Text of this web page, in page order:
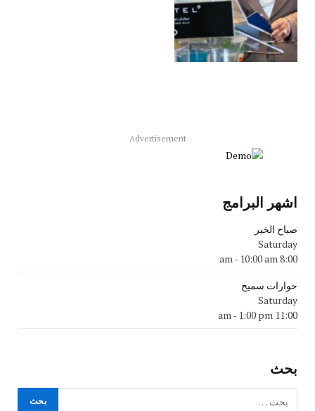
Advertisement
اشهر البرامج
صباح الخير
Saturday
8:00 am
- 10:00 am
حوارات سميح
Saturday
11:00 am
- 1:00 pm
بحث